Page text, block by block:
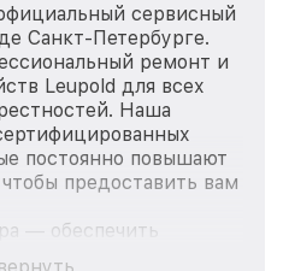
сервисный
Санкт-Петербурге.
ремонт и
Leupold для всех
Наша
постоянно повышают
предоставить вам
— обеспечить
ремонт для